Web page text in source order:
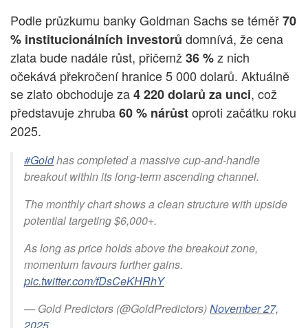
Podle průzkumu banky Goldman Sachs se téměř70
% institucionálních investorů domnívá, že cena
zlata bude nadále růst, přičemž 36 %z nich
očekává překročení hranice 5 000 dolarů. Aktuálně
se zlato obchoduje za4 220 dolarů za unci, což
představuje zhruba60 % nárůstoproti začátku roku
2025.
#Goldhas completed a massive cup-and-handle
breakout within its long-term ascending channel.
The monthly chart shows a clean structure with upside
potential targeting $6,000+.
As long as price holds above the breakout zone,
momentum favours further gains.
pic.twitter.com/fDsCeKHRhY
— Gold Predictors (@GoldPredictors)November 27,